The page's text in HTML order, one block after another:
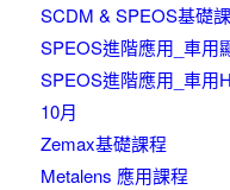
SCDM & SPEOS基礎
SPEOS進階應用_車用
SPEOS進階應用_車用
10月
Zemax基礎課程
Metalens 應用課程